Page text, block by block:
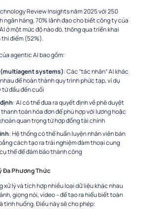
Review Insights năm 2025 với 250
ngân hàng, 70% lãnh đạo cho biết công ty của
ở một mức độ nào đó, thông qua triển khai
thí điểm (52%).
agentic AI bao gồm:
systems): Các “tác nhân” AI khác
để hoàn thành quy trình phức tạp, ví dụ
từ đầu đến cuối
: AI có thể đưa ra quyết định về phê duyệt
toán hóa đơn để phù hợp với lương hoặc
quan trọng từ hợp đồng tài chính
: Hệ thống có thể huấn luyện nhân viên bán
cách tạo ra trải nghiệm đàm thoại cung
thể để đảm bảo thành công
Đa Phương Thức
xử lý và tích hợp nhiều loại dữ liệu khác nhau
giọng nói, video – để tạo ra hiểu biết toàn
tình huống. Điều này sẽ cho phép: